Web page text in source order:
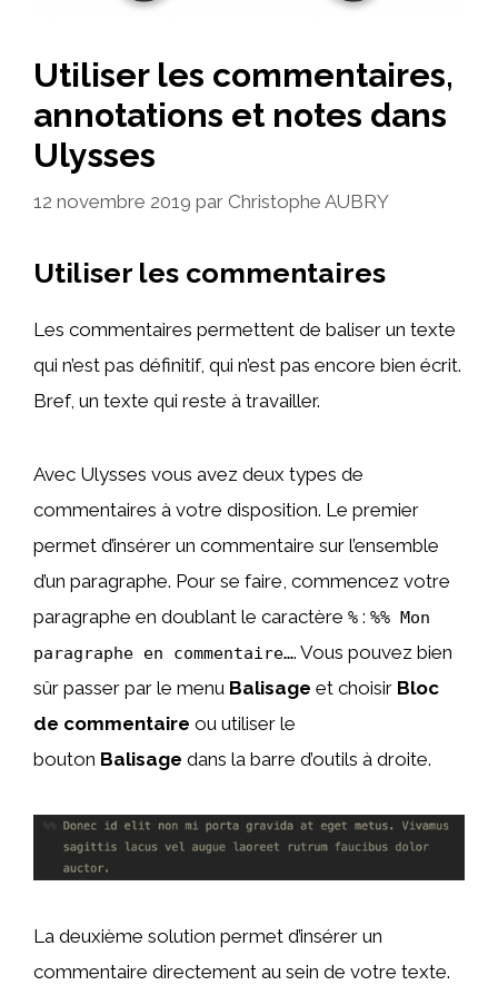
Utiliser les commentaires,
annotations et notes dans
Ulysses
12 novembre 2019 par Christophe AUBRY
Utiliser les commentaires
Les commentaires permettent de baliser un texte
qui n’est pas définitif, qui n’est pas encore bien écrit.
Bref, un texte qui reste à travailler.
Avec Ulysses vous avez deux types de
commentaires à votre disposition. Le premier
permet d’insérer un commentaire sur l’ensemble
d’un paragraphe. Pour se faire, commencez votre
paragraphe en doublant le caractère % : %% Mon
paragraphe en commentaire…. Vous pouvez bien
sûr passer par le menu Balisage et choisir Bloc
de commentaire ou utiliser le
bouton Balisage dans la barre d’outils à droite.
La deuxième solution permet d’insérer un
commentaire directement au sein de votre texte.